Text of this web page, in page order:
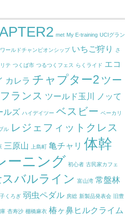
met My E-training UCIグラン
ールドチャンピオンシップ いちご狩り さ
テ つくば市 つるつくフェス らくライド エコ
カレラ チャプター2 ツー
ランス ツールド玉川
ノッて
ルズ ハイデイツー ベスビー ベーカリ
ル レジェフィットクレス
三原山 上島町 亀チャリ 体幹
ーニング 初心者 古民家カフェ
バルライン 富山湾 常盤林
くろぎ 弱虫ペダル 房総 新製品発表会 旧豊
杏寿沙 棚橋麻衣 椿ヶ鼻ヒルクライム